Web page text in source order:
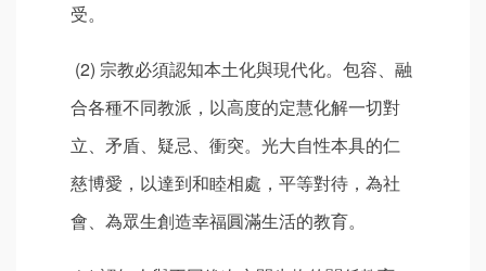
受。
(2) 宗教必須認知本土化與現代化。包容、融
合各種不同教派，以高度的定慧化解一切對
立、矛盾、疑忌、衝突。光大自性本具的仁
慈博愛，以達到和睦相處，平等對待，為社
會、為眾生創造幸福圓滿生活的教育。